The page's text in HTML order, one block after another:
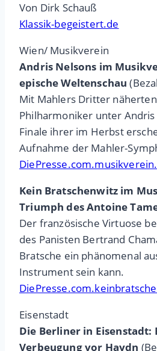
Von Dirk Schauß
Klassik-begeistert.de
Wien/ Musikverein
Andris Nelsons im
epische Weltenschau
Mit Mahlers Dritter
Philharmoniker unter
Finale ihrer im Herbst
Aufnahme der Mahler-
Kein Bratschenwitz im
Triumph des Antoine
Der französische Virtuose
des Panisten Bertrand
Bratsche ein phänomenal
Instrument sein kann.
Eisenstadt
Die Berliner in Eisenstadt:
Verbeugung vor Haydn